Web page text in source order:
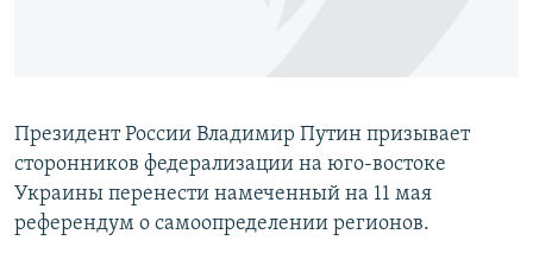
УКРАИНСКАЯ ПРОБЛЕМА КРЫМА
Все сайты RFE/RL
Президент России Владимир Путин призывает
сторонников федерализации на юго-востоке
Украины перенести намеченный на 11 мая
референдум о самоопределении регионов.